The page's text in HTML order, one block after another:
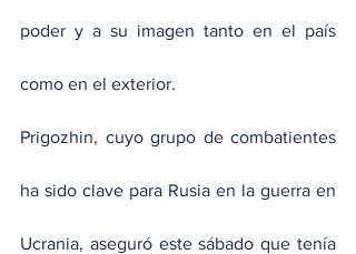
poder y a su imagen tanto en el país
como en el exterior.
Prigozhin, cuyo grupo de combatientes
ha sido clave para Rusia en la guerra en
Ucrania, aseguró este sábado que tenía